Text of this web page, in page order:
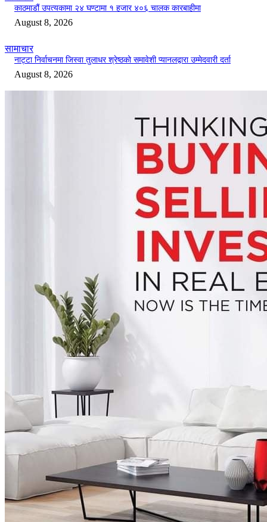
काठमाडौं उपत्यकामा २४ घण्टामा १ हजार ४०६ चालक कारबाहीमा
August 8, 2026
सामाचार
नाट्टा निर्वाचनमा जिस्वा तुलाधर श्रेष्ठको समावेशी प्यानलद्वारा उम्मेदवारी दर्ता
August 8, 2026